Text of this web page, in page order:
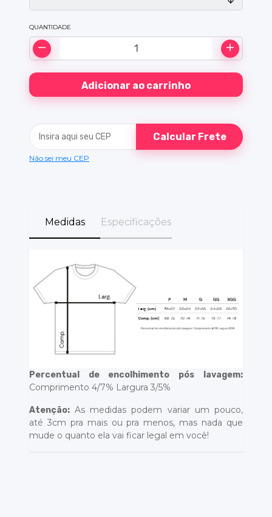
QUANTIDADE
Calcular Frete
Não sei meu CEP
Medidas Especificações
Percentual de encolhimento pós lavagem:
Comprimento 4/7% Largura 3/5%
Atenção: As medidas podem variar um pouco,
até 3cm pra mais ou pra menos, mas nada que
mude o quanto ela vai ficar legal em você!